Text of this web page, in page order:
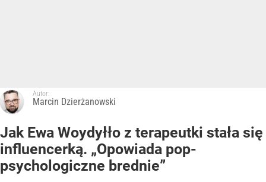
Autor:
Marcin Dzierżanowski
Jak Ewa Woydyłło z terapeutki stała się
influencerką. „Opowiada pop-
psychologiczne brednie”